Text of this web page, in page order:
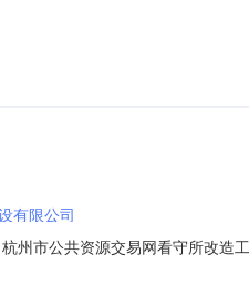
递交时间：2023/05/10；投标
有限公司
州市公共资源交易网看守所改
，报价：1961.800500，工期